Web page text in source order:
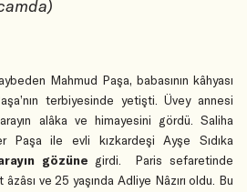
Mahmud Paşa, babasının kâhyası
terbiyesinde yetişti. Üvey annesi
alâka ve himayesini gördü. Saliha
Paşa ile evli kızkardeşi Ayşe Sıdıka
gözüne girdi.
Paris sefaretinde
ve 25 yaşında Adliye Nâzırı oldu. Bu